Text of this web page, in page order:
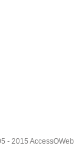
- 2015 AccessOWeb